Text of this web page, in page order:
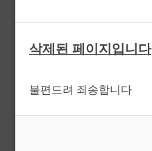
삭제된 페이지입니다
불편드려 죄송합니다